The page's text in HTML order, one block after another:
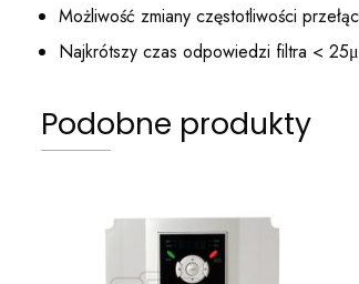
Możliwość zmiany częstotliwości
Najkrótszy czas odpowiedzi filtra <
Podobne produkty